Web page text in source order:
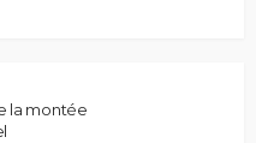
la montée